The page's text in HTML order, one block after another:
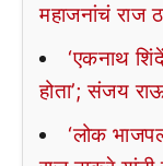
महाजनांचं राज
‘एकनाथ
होता’; संजय
‘लोक